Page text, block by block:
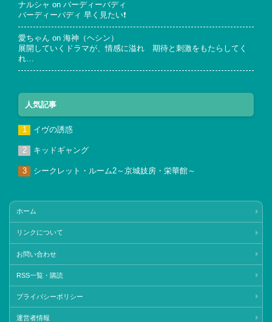
ナルシャ on バーディーバディ
バーディーバディ 早く見たい❗
愛ちゃん on 海神（ヘシン）
展開していくドラマが、情感に溢れ 期待と刺激をもたらしてく
れ…
人気記事
イヴの誘惑
キッドギャング
シークレット・ルーム2～京城妓房・栄華館～
ホーム
リンクについて
お問い合わせ
RSS一覧・購読
プライバシーポリシー
運営者情報